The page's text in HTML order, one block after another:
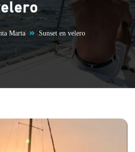
Marta Sunset en velero